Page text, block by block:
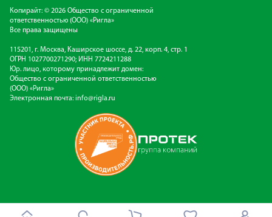
Копирайт: © 2026 Общество с ограниченной
ответственностью (ООО) «Ригла»
Все права защищены
115201, г. Москва, Каширское шоссе, д. 22, корп. 4, стр. 1
ОГРН 1027700271290; ИНН 7724211288
Юр. лицо, которому принадлежит домен:
Общество с ограниченной ответственностью
(ООО) «Ригла»
Электронная почта: info@rigla.ru